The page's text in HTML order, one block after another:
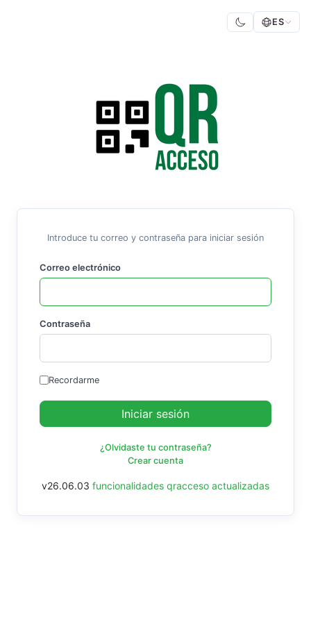
ES
Introduce tu correo y contraseña para iniciar sesión
Correo electrónico
Contraseña
Recordarme
Iniciar sesión
¿Olvidaste tu contraseña?
Crear cuenta
v26.06.03 funcionalidades qracceso actualizadas